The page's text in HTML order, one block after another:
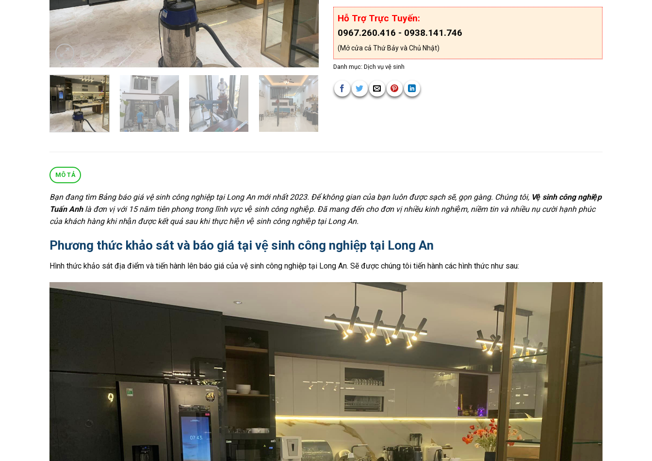
Hỗ Trợ Trực Tuyến:
0967.260.416 - 0938.141.746
(Mở cửa cả Thứ Bảy và Chủ Nhật)
Danh mục: Dịch vụ vệ sinh
MÔ TẢ
Bạn đang tìm Bảng báo giá vệ sinh công nghiệp tại Long An mới nhất 2023. Để không gian của bạn luôn được sạch sẽ, gọn gàng. Chúng tôi, Vệ sinh công nghiệp
Tuấn Anhlà đơn vị với 15 năm tiên phong trong lĩnh vực vệ sinh công nghiệp. Đã mang đến cho đơn vị nhiều kinh nghiệm, niềm tin và nhiều nụ cười hạnh phúc
của khách hàng khi nhận được kết quả sau khi thực hiện vệ sinh công nghiệp tại Long An.
Phương thức khảo sát và báo giá tại vệ sinh công nghiệp tại Long An
Hình thức khảo sát địa điểm và tiến hành lên báo giá của vệ sinh công nghiệp tại Long An. Sẽ được chúng tôi tiến hành các hình thức như sau: